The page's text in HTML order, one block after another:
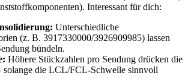
Interessant für dich:
Unterschiedliche
(z. B. 3917330000/3926909985) lassen
bündeln.
Höhere Stückzahlen pro Sendung drücken die
solange die LCL/FCL-Schwelle sinnvoll